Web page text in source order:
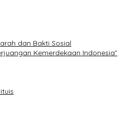
dan Bakti Sosial
Kemerdekaan Indonesia”